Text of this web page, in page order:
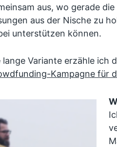
aus, wo gerade
aus der Nische zu
unterstützen können.
lange Variante erzähle ich
Kampagne für